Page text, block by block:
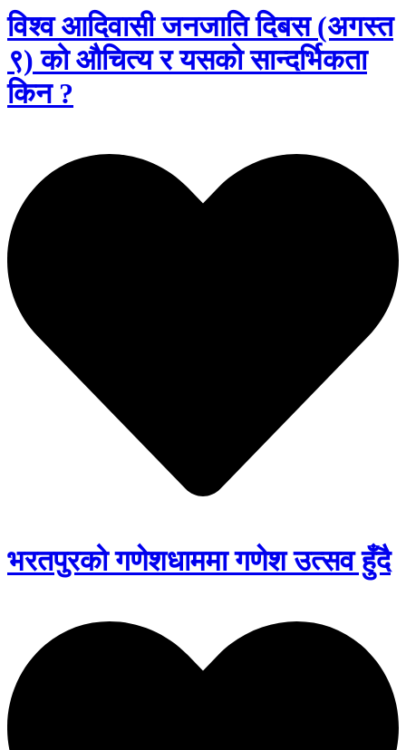
विश्व आदिवासी जनजाति दिबस (अगस्त
९) को औचित्य र यसको सान्दर्भिकता
किन ?
भरतपुरको गणेशधाममा गणेश उत्सव हुँदै